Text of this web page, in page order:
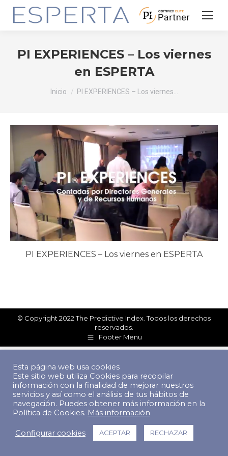
PI EXPERIENCES – Los viernes
en ESPERTA
Estás aquí:
Inicio PI EXPERIENCES – Los viernes…
PI EXPERIENCES – Los viernes en ESPERTA
© Copyright 2022 The Predictive Index. Todos los derechos
reservados.
Footer Menu
Esta página web usa cookies
Este sitio web utiliza Cookies para recopilar
información con la finalidad de mejorar nuestros
servicios y así como el análisis de tus hábitos de
navegación. Puedes obtener más información en la
Política de Cookies. Más información
Configurar cookies ACEPTAR RECHAZAR